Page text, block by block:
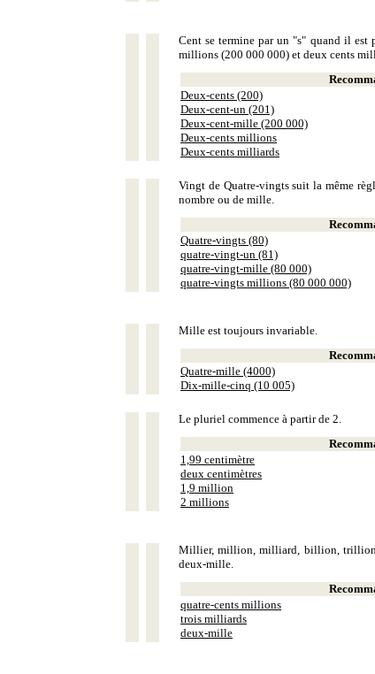
Cent se termine par un "s" quand il
millions (200 000 000) et deux cents
Deux-cents (200)
Deux-cent-un (201)
Deux-cent-mille (200 000)
Deux-cents millions
Deux-cents milliards
Vingt de Quatre-vingts suit la même
nombre ou de mille.
Quatre-vingts (80)
quatre-vingt-un (81)
quatre-vingt-mille (80 000)
quatre-vingts millions (80 000 000)
Mille est toujours invariable.
Quatre-mille (4000)
Dix-mille-cinq (10 005)
Le pluriel commence à partir de 2.
1,99 centimètre
deux centimètres
1,9 million
2 millions
Millier, million, milliard, billion, trillion
deux-mille.
quatre-cents millions
trois milliards
deux-mille